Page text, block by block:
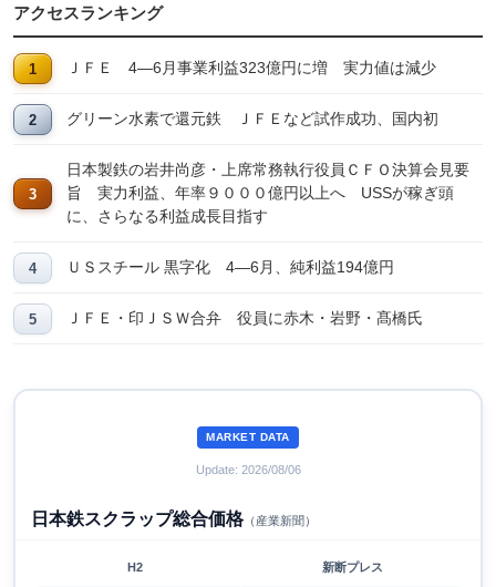
アクセスランキング
ＪＦＥ 4―6月事業利益323億円に増 実力値は減少
グリーン水素で還元鉄 ＪＦＥなど試作成功、国内初
日本製鉄の岩井尚彦・上席常務執行役員ＣＦＯ決算会見要
旨 実力利益、年率９０００億円以上へ USSが稼ぎ頭
に、さらなる利益成長目指す
ＵＳスチール 黒字化 4―6月、純利益194億円
ＪＦＥ・印ＪＳＷ合弁 役員に赤木・岩野・髙橋氏
MARKET DATA
Update: 2026/08/06
日本鉄スクラップ総合価格（産業新聞）
H2 新断プレス